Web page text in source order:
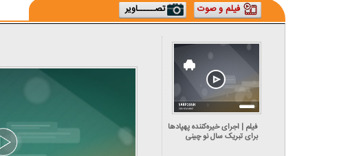
فیلم و صوت
فیلم | اجرای خیره‌کننده پهپادها
برای تبریک سال نو چینی
تصـــــاویر